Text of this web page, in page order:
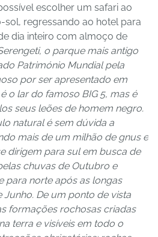
escolher um safari ao
regressando ao hotel para
dia inteiro com almoço de
o parque mais antigo
Património Mundial pela
por ser apresentado em
o lar do famoso BIG 5, mas é
seus leões de homem negro.
natural é sem dúvida a
mais de um milhão de gnus e
dirigem para sul em busca de
chuvas de Outubro e
para norte após as longas
Junho. De um ponto de vista
formações rochosas criadas
terra e visíveis em todo o